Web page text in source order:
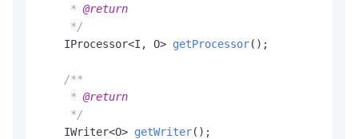
     *
@return
     */
    IProcessor<I, O>
getProcessor() ;
/**
     *
@return
     */
    IWriter<O>
getWriter() ;